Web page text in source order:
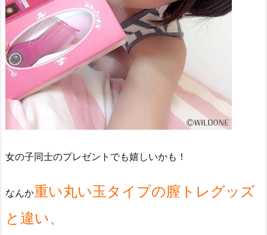
女の子同士のプレゼントでも嬉しいかも！
なんか重い丸い玉タイプの膣トレグッズ
と違い、